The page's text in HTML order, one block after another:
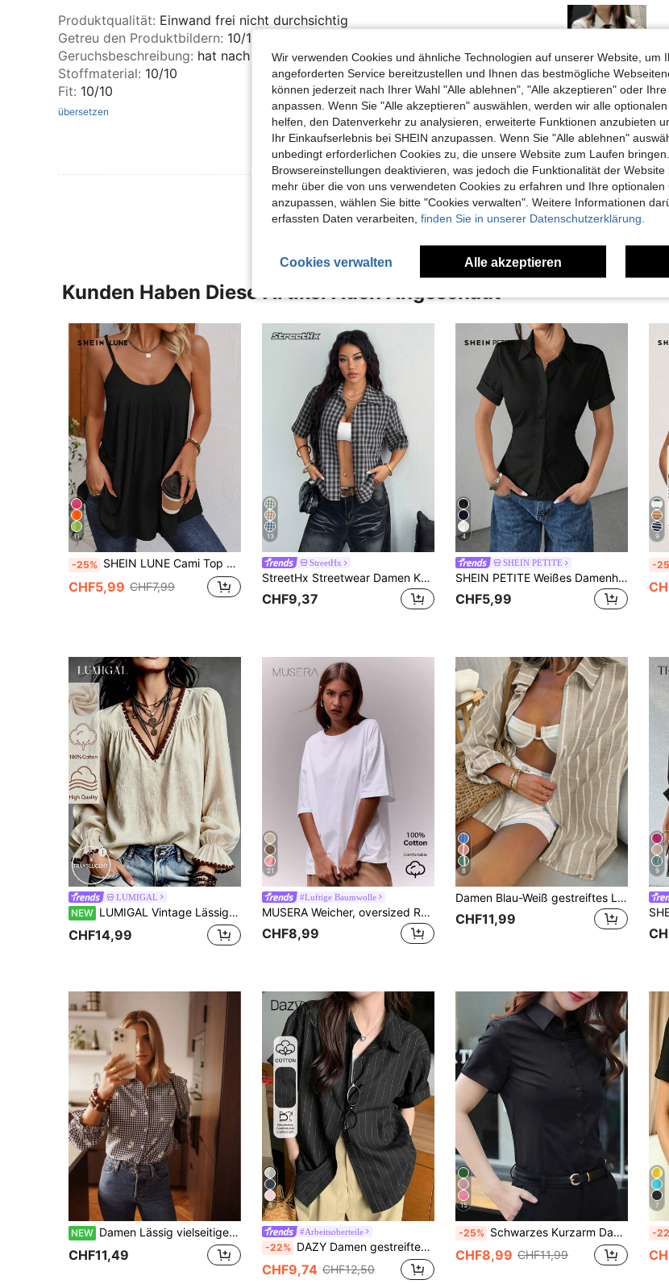
Produktqualität: Einwand frei nicht durchsichtig
Getreu den Produktbildern: 10/10
Geruchsbeschreibung: hat nach nichts gerochen
Stoffmaterial: 10/10
Fit: 10/10
übersetzen
Hilfreich (1)
Mehr Bewertungen Ansehen
Kunden Haben Diese Artikel Auch Angeschaut
11
-25% SHEIN LUNE Cami Top mit Einfarbig Falten
CHF5,99 CHF7,99
13
StreetHx
StreetHx Streetwear Damen Karohemd mit Reißverschlusstaschen und Kurzarm
CHF9,37
4
SHEIN PETITE
SHEIN PETITE Weißes Damenhemd mit Taillenzug, Falten und kurzen Ärmeln, für zierliche Frauen
CHF5,99
9
-
LUMIGAL
NEW LUMIGAL Vintage Lässig Aprikosenfarbene Muschelstickerei Kontrastfarbe V-Ausschnitt Manschette Spitze Kontrastfarbe ausgestellte Ärmel Langarm Damenbluse
CHF14,99
21
#Luftige Baumwolle
MUSERA Weicher, oversized Rundhalsausschnitt T-Shirt, lässige Kapselgarderobe, Everyday Oversized Tee, Flughafen, Rückkehr zur Schule, Frühling Sommer Urlaub
CHF8,99
8
Damen Blau-Weiß gestreiftes Leinen-Textur Langarmhemd mit Revers, hochrollbare Ärmel, lässiges lockeres Oberteil, Sommerinsel-Urlaub und täglicher Heimstil
CHF11,99
9
NEW Damen Lässig vielseitiges Hemd mit kariertem Kragen aus Polyester mit Digitaldruck
CHF11,49
5
#Arbeitsoberteile
-22% DAZY Damen gestreiftes Kurzarm Hemd, modisch für den Sommer
CHF9,74 CHF12,50
15
-25% Schwarzes Kurzarm Damen Bürohemd, Businesskleidung, Neuankunft Sommer 2025
CHF8,99 CHF11,99
7
-
Wir verwenden Cookies und ähnliche Technologien auf unserer Website, um
angeforderten Service bereitzustellen und Ihnen das bestmögliche
können jederzeit nach Ihrer Wahl "Alle ablehnen", "Alle akzeptieren" oder
anpassen. Wenn Sie "Alle akzeptieren" auswählen, werden wir alle
helfen, den Datenverkehr zu analysieren, erweiterte Funktionen anzubieten
Ihr Einkaufserlebnis bei SHEIN anzupassen. Wenn Sie "Alle ablehnen"
unbedingt erforderlichen Cookies zu, die unsere Website zum Laufen
Browsereinstellungen deaktivieren, was jedoch die Funktionalität der
mehr über die von uns verwendeten Cookies zu erfahren und Ihre optionalen
anzupassen, wählen Sie bitte "Cookies verwalten". Weitere Informationen
erfassten Daten verarbeiten, finden Sie in unserer Datenschutzerklärung.
Cookies verwalten Alle akzeptieren